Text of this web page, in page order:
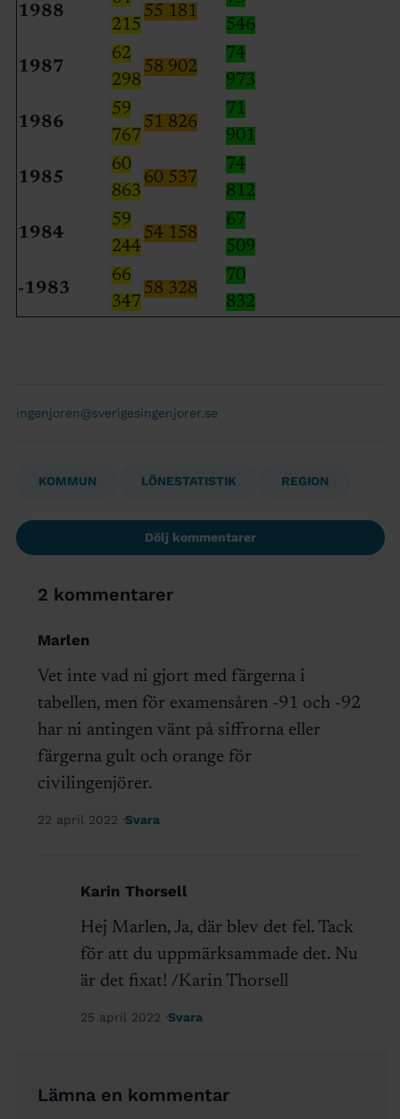
1988
215
55 181
546
1987
62
298
58 902
74
973
1986
59
767
51 826
71
901
1985
60
863
60 537
74
812
1984
59
244
54 158
67
509
-1983
66
347
58 328
70
832
ingenjoren@sverigesingenjorer.se
KOMMUN LÖNESTATISTIK REGION
Dölj kommentarer
2 kommentarer
Marlen
Vet inte vad ni gjort med färgerna i
tabellen, men för examensåren -91 och -92
har ni antingen vänt på siffrorna eller
färgerna gult och orange för
civilingenjörer.
22 april 2022 Svara
Karin Thorsell
Hej Marlen, Ja, där blev det fel. Tack
för att du uppmärksammade det. Nu
är det fixat! /Karin Thorsell
25 april 2022 Svara
Lämna en kommentar